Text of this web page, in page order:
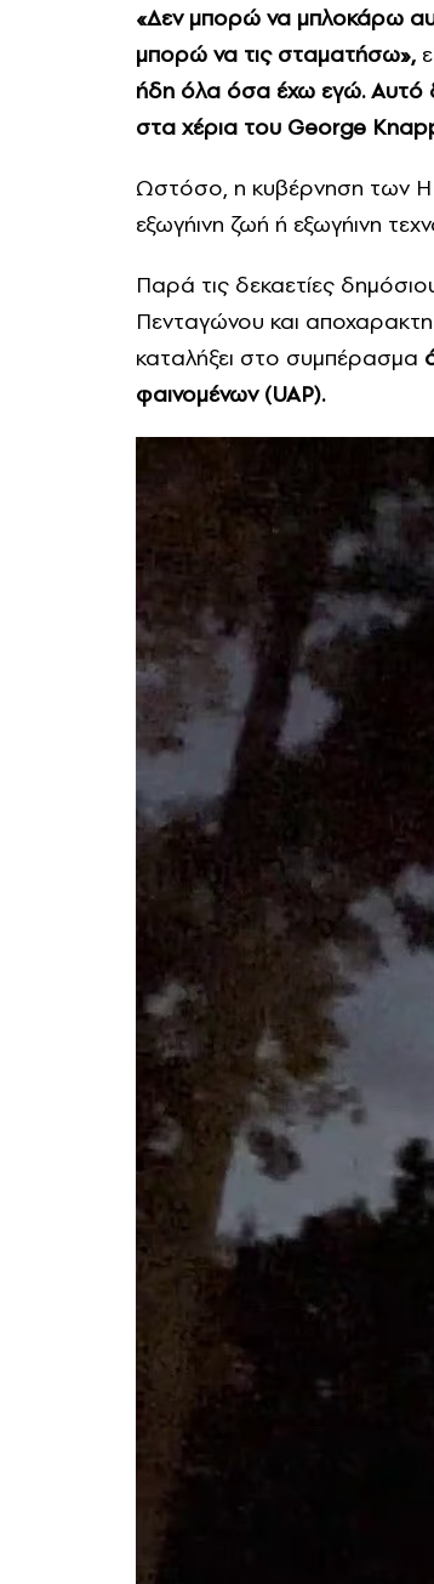
«Δεν μπορώ να μπλοκάρω
μπορώ να τις σταματήσω»,
ήδη όλα όσα έχω εγώ. Αυτό
στα χέρια του George
Ωστόσο, η κυβέρνηση των
εξωγήινη ζωή ή εξωγήινη
Παρά τις δεκαετίες
Πενταγώνου και
καταλήξει στο συμπέρασμα
φαινομένων (UAP).